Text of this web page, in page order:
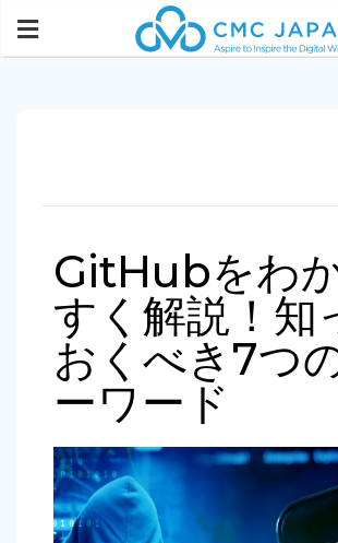
GitHubをわ
すく解説！知
おくべき7つ
ーワード